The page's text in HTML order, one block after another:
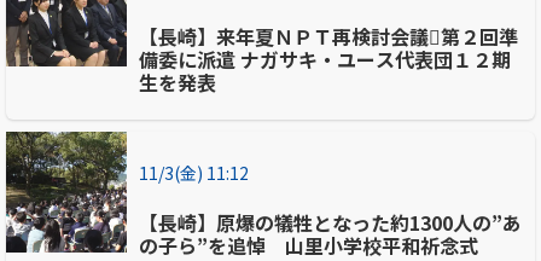
【長崎】来年夏ＮＰＴ再検討会議第２回準
備委に派遣 ナガサキ・ユース代表団１２期
生を発表
11/3(金) 11:12
【長崎】原爆の犠牲となった約1300人の”あ
の子ら”を追悼 山里小学校平和祈念式